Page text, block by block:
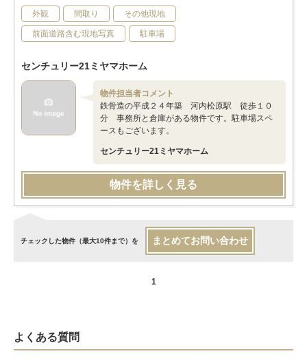
外観 間取り その他現地
前面道路含む現地写真 駐車場
センチュリー21ミヤマホーム
物件担当者コメント
鉄骨造の平成２４年築 河内松原駅 徒歩１０
分 事務所と倉庫がある物件です。駐車場スペ
ースもございます。
センチュリー21ミヤマホーム
物件を詳しく見る
チェックした物件（最大10件まで）を まとめてお問い合わせ
1
よくある質問